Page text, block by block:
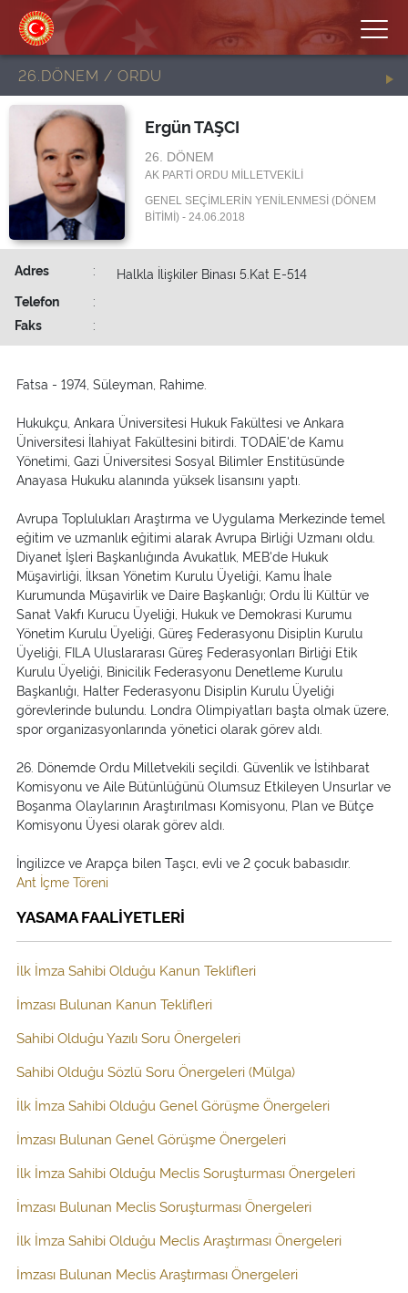
26.DÖNEM / ORDU
Ergün TAŞCI
26. DÖNEM
AK PARTİ ORDU MİLLETVEKİLİ
GENEL SEÇİMLERİN YENİLENMESİ (DÖNEM
BİTİMİ) - 24.06.2018
Adres :
Halkla İlişkiler Binası 5.Kat E-514
Telefon
:
Faks
:
Fatsa - 1974, Süleyman, Rahime.
Hukukçu, Ankara Üniversitesi Hukuk Fakültesi ve Ankara
Üniversitesi İlahiyat Fakültesini bitirdi. TODAİE'de Kamu
Yönetimi, Gazi Üniversitesi Sosyal Bilimler Enstitüsünde
Anayasa Hukuku alanında yüksek lisansını yaptı.
Avrupa Toplulukları Araştırma ve Uygulama Merkezinde temel
eğitim ve uzmanlık eğitimi alarak Avrupa Birliği Uzmanı oldu.
Diyanet İşleri Başkanlığında Avukatlık, MEB'de Hukuk
Müşavirliği, İlksan Yönetim Kurulu Üyeliği, Kamu İhale
Kurumunda Müşavirlik ve Daire Başkanlığı; Ordu İli Kültür ve
Sanat Vakfı Kurucu Üyeliği, Hukuk ve Demokrasi Kurumu
Yönetim Kurulu Üyeliği, Güreş Federasyonu Disiplin Kurulu
Üyeliği, FILA Uluslararası Güreş Federasyonları Birliği Etik
Kurulu Üyeliği, Binicilik Federasyonu Denetleme Kurulu
Başkanlığı, Halter Federasyonu Disiplin Kurulu Üyeliği
görevlerinde bulundu. Londra Olimpiyatları başta olmak üzere,
spor organizasyonlarında yönetici olarak görev aldı.
26. Dönemde Ordu Milletvekili seçildi. Güvenlik ve İstihbarat
Komisyonu ve Aile Bütünlüğünü Olumsuz Etkileyen Unsurlar ve
Boşanma Olaylarının Araştırılması Komisyonu, Plan ve Bütçe
Komisyonu Üyesi olarak görev aldı.
İngilizce ve Arapça bilen Taşcı, evli ve 2 çocuk babasıdır.
Ant İçme Töreni
YASAMA FAALİYETLERİ
İlk İmza Sahibi Olduğu Kanun Teklifleri
İmzası Bulunan Kanun Teklifleri
Sahibi Olduğu Yazılı Soru Önergeleri
Sahibi Olduğu Sözlü Soru Önergeleri (Mülga)
İlk İmza Sahibi Olduğu Genel Görüşme Önergeleri
İmzası Bulunan Genel Görüşme Önergeleri
İlk İmza Sahibi Olduğu Meclis Soruşturması Önergeleri
İmzası Bulunan Meclis Soruşturması Önergeleri
İlk İmza Sahibi Olduğu Meclis Araştırması Önergeleri
İmzası Bulunan Meclis Araştırması Önergeleri